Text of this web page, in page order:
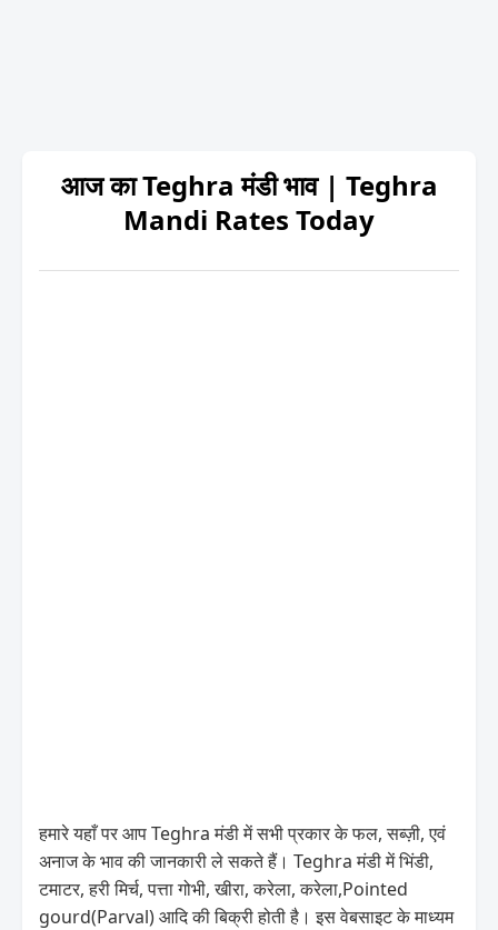
आज का Teghra मंडी भाव | Teghra
Mandi Rates Today
हमारे यहाँ पर आप Teghra मंडी में सभी प्रकार के फल, सब्ज़ी, एवं
अनाज के भाव की जानकारी ले सकते हैं। Teghra मंडी में भिंडी,
टमाटर, हरी मिर्च, पत्ता गोभी, खीरा, करेला, करेला,Pointed
gourd(Parval) आदि की बिक्री होती है। इस वेबसाइट के माध्यम